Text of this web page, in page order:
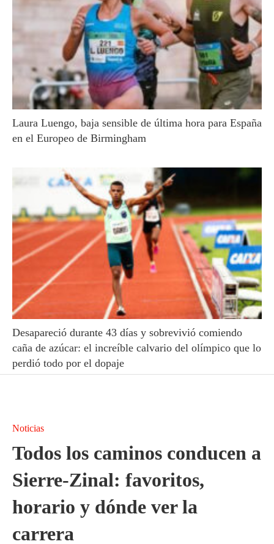
Laura Luengo, baja sensible de última hora para España
en el Europeo de Birmingham
Desapareció durante 43 días y sobrevivió comiendo
caña de azúcar: el increíble calvario del olímpico que lo
perdió todo por el dopaje